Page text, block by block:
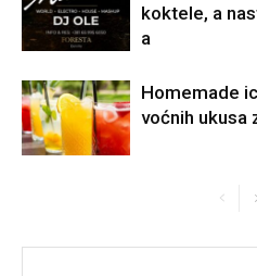
koktele, a
a
Homemade
voćnih ukusa